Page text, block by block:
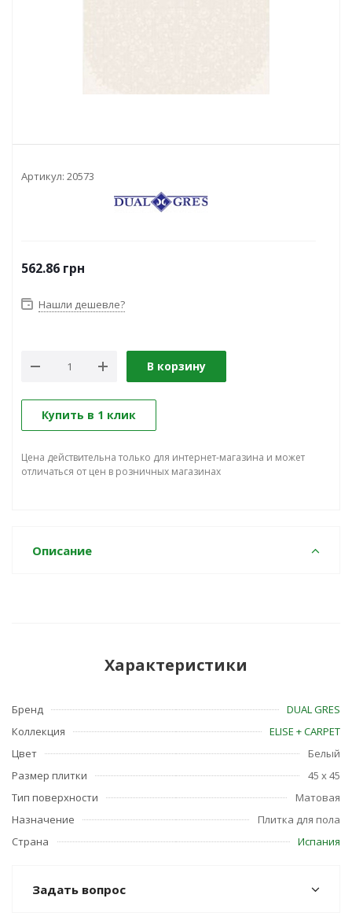
Артикул: 20573
562.86 грн
Нашли дешевле?
В корзину
Купить в 1 клик
Цена действительна только для интернет-магазина и может
отличаться от цен в розничных магазинах
Описание
Характеристики
Бренд
DUAL GRES
Коллекция
ELISE + CARPET
Цвет
Белый
Размер плитки
45 x 45
Тип поверхности
Матовая
Назначение
Плитка для пола
Страна
Испания
Задать вопрос